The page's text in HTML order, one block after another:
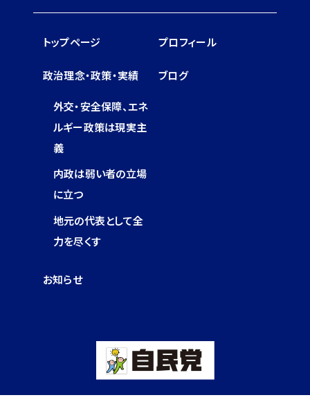
トップページ プロフィール
政治理念・政策・実績
外交・安全保障、エネ
ルギー政策は現実主
義
内政は弱い者の立場
に立つ
地元の代表として全
力を尽くす
ブログ
お知らせ